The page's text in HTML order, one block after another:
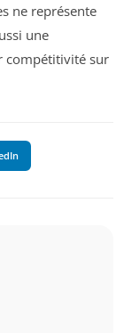
ne représente
une
compétitivité sur